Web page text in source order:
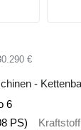
€
-
6
PS) Kraftstoff